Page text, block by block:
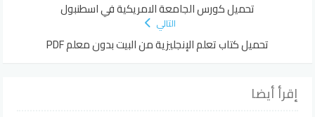
تحميل كورس الجامعة الامريكية في اسطنبول
التالي
تحميل كتاب تعلم الإنجليزية من البيت بدون معلم PDF
إقرأ أيضا